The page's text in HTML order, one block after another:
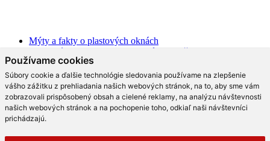
Používame cookies
Súbory cookie a ďalšie technológie sledovania používame na zlepšenie
vášho zážitku z prehliadania našich webových stránok, na to, aby sme vám
zobrazovali prispôsobený obsah a cielené reklamy, na analýzu návštevnosti
našich webových stránok a na pochopenie toho, odkiaľ naši návštevníci
prichádzajú.
Mýty a fakty o plastových oknách
Moderné schodisko: Spoznajte rôzne možnosti prevedenia v
interiéri
Ako najlepšie opticky zväčšiť priestor?
Na čo slúži hliníková pergola a aké má výhody?
Ako efektne a prakticky predeliť akýkoľvek priestor?
Aké trendy prináša moderná kuchyňa?
Čo radia dizajnéri o skle v interiéri?
Moderné sklenené riešenia, ktoré vás rozhodne oslovia!